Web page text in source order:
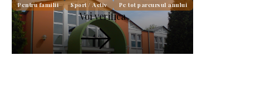
Pentru familii Sport / Activ Pe tot parcursul anului
Voi verifica